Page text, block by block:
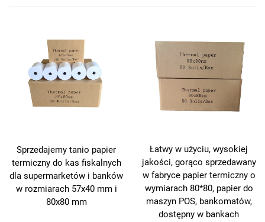
Sprzedajemy tanio papier
termiczny do kas fiskalnych
dla supermarketów i banków
w rozmiarach 57x40 mm i
80x80 mm
Łatwy w użyciu, wysokiej
jakości, gorąco sprzedawany
w fabryce papier termiczny o
wymiarach 80*80, papier do
maszyn POS, bankomatów,
dostępny w bankach